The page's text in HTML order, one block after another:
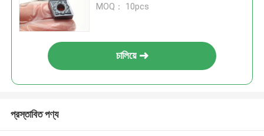
কার্বাইড সিএনসি কাটিং টার্নিং ইনসার্ট
MOQ： 10pcs
চালিয়ে
প্রস্তাবিত পণ্য